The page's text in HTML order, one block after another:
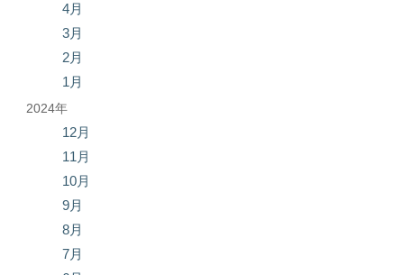
4月
3月
2月
1月
2024年
12月
11月
10月
9月
8月
7月